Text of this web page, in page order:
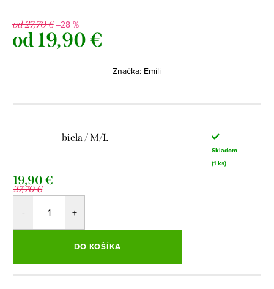
od 27,70 €–28 %
od19,90 €
Značka: Emili
biela / M/L
Skladom
(1 ks)
27,70 €
19,90 €
DO KOŠÍKA